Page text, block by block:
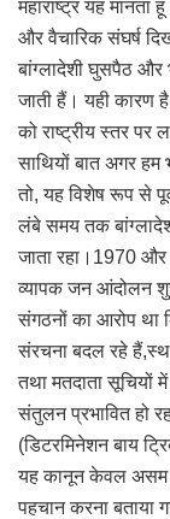
महाराष्ट्र यह
और वैचारिक संघर्ष
बांग्लादेशी घुसपैठ और
जाती हैं। यही कारण
को राष्ट्रीय स्तर पर
साथियों बात अगर
तो, यह विशेष रूप से
लंबे समय तक
जाता रहा।1970 और
व्यापक जन आंदोलन
संगठनों का आरोप था
संरचना बदल रहे
तथा मतदाता सूचियों
संतुलन प्रभावित हो
(डिटरमिनेशन बाय
यह कानून केवल असम
पहचान करना बताया